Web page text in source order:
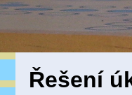
Řešení